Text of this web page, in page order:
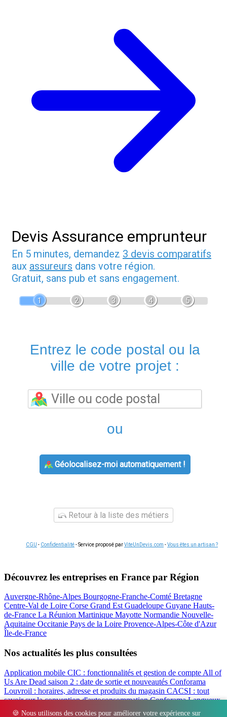
🍪 Nous utilisons des cookies pour améliorer votre expérience sur
Devis Assurance emprunteur
En 5 minutes, demandez 3 devis comparatifs
aux assureurs dans votre région.
Gratuit, sans pub et sans engagement.
1 2 3 4 5
Entrez le code postal ou la
ville de votre projet :
ou
Géolocalisez-moi automatiquement !
Retour à la liste des métiers
CGU - Confidentialité- Service proposé parViteUnDevis.com -Vous êtes un artisan ?
Découvrez les entreprises en France par Région
Auvergne-Rhône-Alpes Bourgogne-Franche-Comté Bretagne
Centre-Val de Loire Corse Grand EstGuadeloupe Guyane Hauts-
de-France La Réunion Martinique Mayotte Normandie Nouvelle-
Aquitaine Occitanie Pays de la Loire Provence-Alpes-Côte d'Azur
Île-de-France
Nos actualités les plus consultées
Application mobile CIC : fonctionnalités et gestion de compte All of
Us Are Dead saison 2 : date de sortie et nouveautés Conforama
Louvroil : horaires, adresse et produits du magasin CACSI : tout
savoir sur la convention d'autoconsommationConforama Langueux
: horaires, adresse et avis du magasinFilbanque : gérer ses comptes